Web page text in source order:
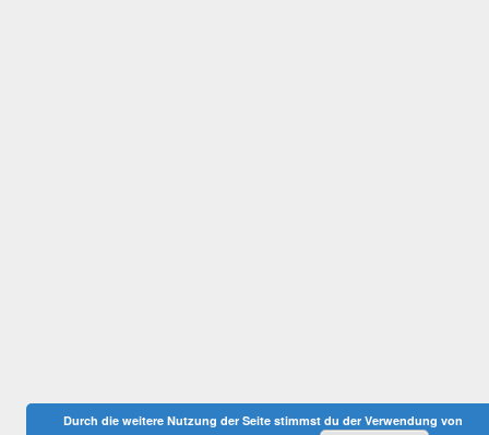
Durch die weitere Nutzung der Seite stimmst du der Verwendung von